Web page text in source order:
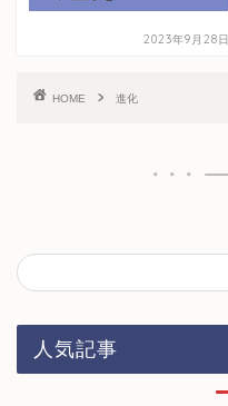
2023年9月28日
HOME 進化
人気記事